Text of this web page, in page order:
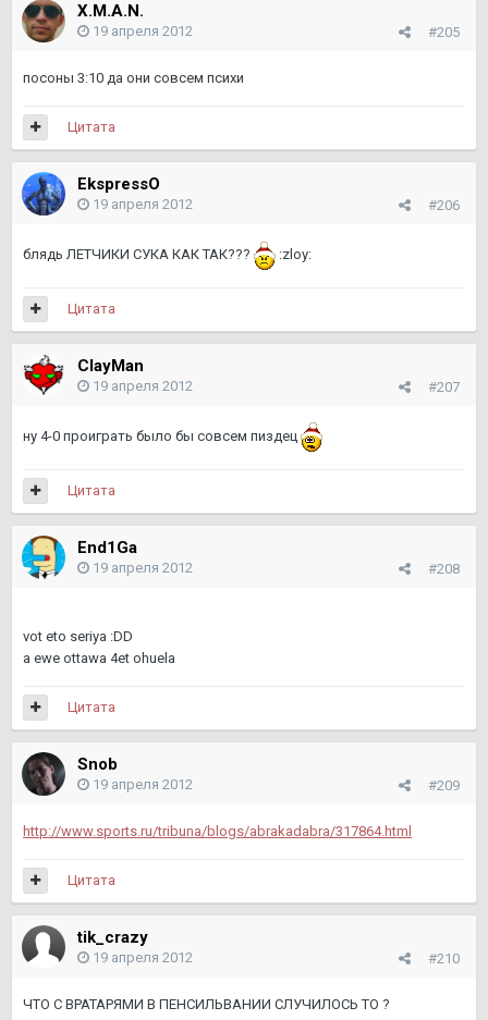
X.M.A.N.
#205
19 апреля 2012
посоны 3:10 да они совсем психи
Цитата
EkspressO
#206
19 апреля 2012
блядь ЛЕТЧИКИ СУКА КАК ТАК??? :zloy:
Цитата
ClayMan
#207
19 апреля 2012
ну 4-0 проиграть было бы совсем пиздец
Цитата
End1Ga
#208
19 апреля 2012
vot eto seriya :DD
a ewe ottawa 4et ohuela
Цитата
Snob
#209
19 апреля 2012
http://www.sports.ru/tribuna/blogs/abrakadabra/317864.html
Цитата
tik_crazy
#210
19 апреля 2012
ЧТО С ВРАТАРЯМИ В ПЕНСИЛЬВАНИИ СЛУЧИЛОСЬ ТО ?